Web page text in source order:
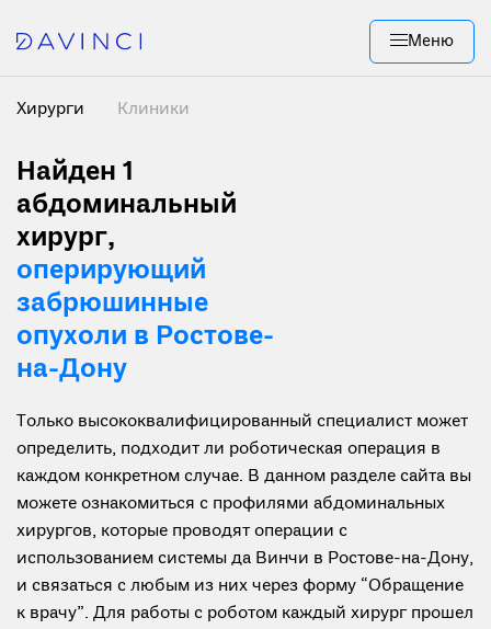
Меню
Хирурги Клиники
Найден 1
абдоминальный
хирург,
оперирующий
забрюшинные
опухоли в Ростове-
на-Дону
Только высококвалифицированный специалист может
определить, подходит ли роботическая операция в
каждом конкретном случае. В данном разделе сайта вы
можете ознакомиться с профилями абдоминальных
хирургов, которые проводят операции с
использованием системы да Винчи в Ростове-на-Дону,
и связаться с любым из них через форму “Обращение
к врачу”. Для работы с роботом каждый хирург прошел